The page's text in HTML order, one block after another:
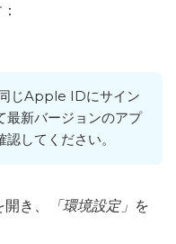
じApple IDにサイン
最新バージョンのアプ
してください。
き、 「環境設定」 を